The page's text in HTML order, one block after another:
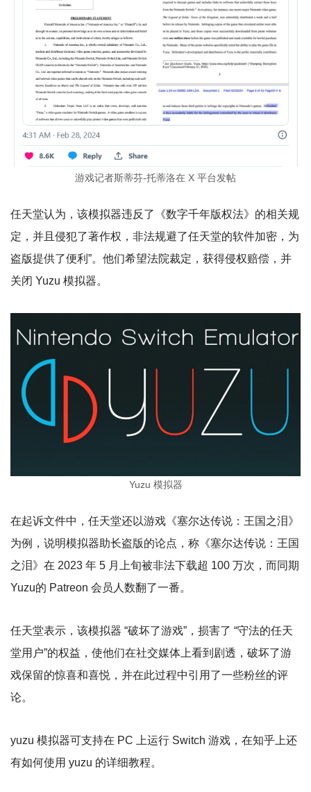
游戏记者斯蒂芬-托蒂洛在 X 平台发帖
任天堂认为，该模拟器违反了《数字千年版权法》的相关规
定，并且侵犯了著作权，非法规避了任天堂的软件加密，为
盗版提供了便利”。他们希望法院裁定，获得侵权赔偿，并
关闭 Yuzu 模拟器。
Yuzu 模拟器
在起诉文件中，任天堂还以游戏《塞尔达传说：王国之泪》
为例，说明模拟器助长盗版的论点，称《塞尔达传说：王国
之泪》在 2023 年 5 月上旬被非法下载超 100 万次，而同期
Yuzu的 Patreon 会员人数翻了一番。
任天堂表示，该模拟器 “破坏了游戏”，损害了 “守法的任天
堂用户”的权益，使他们在社交媒体上看到剧透，破坏了游
戏保留的惊喜和喜悦，并在此过程中引用了一些粉丝的评
论。
yuzu 模拟器可支持在 PC 上运行 Switch 游戏，在知乎上还
有如何使用 yuzu 的详细教程。